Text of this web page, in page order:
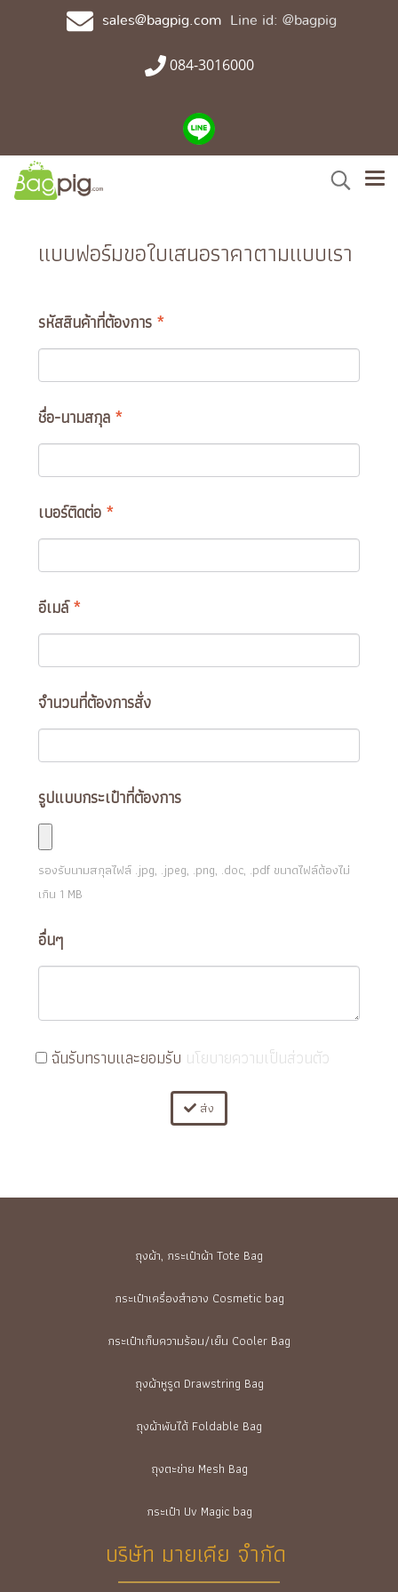
sales@bagpig.com Line id: @bagpig
084-3016000
แบบฟอร์มขอใบเสนอราคาตามแบบเรา
รหัสสินค้าที่ต้องการ *
ชื่อ-นามสกุล *
เบอร์ติดต่อ *
อีเมล์ *
จำนวนที่ต้องการสั่ง
รูปแบบกระเป๋าที่ต้องการ
รองรับนามสกุลไฟล์ .jpg, .jpeg, .png, .doc, .pdf ขนาดไฟล์ต้องไม่
เกิน 1 MB
อื่นๆ
ฉันรับทราบและยอมรับ นโยบายความเป็นส่วนตัว
ส่ง
ถุงผ้า, กระเป๋าผ้า Tote Bag
กระเป๋าเครื่องสำอาง Cosmetic bag
กระเป๋าเก็บความร้อน/เย็น Cooler Bag
ถุงผ้าหูรูด Drawstring Bag
ถุงผ้าพับได้ Foldable Bag
ถุงตะข่าย Mesh Bag
กระเป๋า Uv Magic bag
บริษัท มายเคีย จำกัด